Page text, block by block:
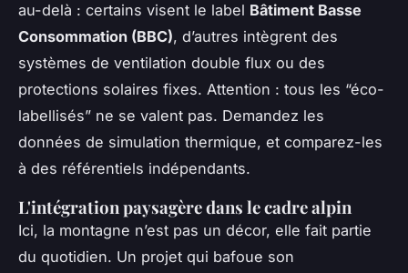
au-delà : certains visent le label Bâtiment Basse
Consommation (BBC), d’autres intègrent des
systèmes de ventilation double flux ou des
protections solaires fixes. Attention : tous les “éco-
labellisés” ne se valent pas. Demandez les
données de simulation thermique, et comparez-les
à des référentiels indépendants.
L'intégration paysagère dans le cadre alpin
Ici, la montagne n’est pas un décor, elle fait partie
du quotidien. Un projet qui bafoue son